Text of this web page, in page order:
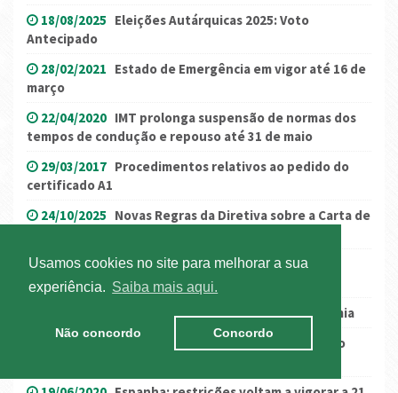
Usamos cookies no site para melhorar a sua
experiência.
Saiba mais aqui.
Não concordo Concordo
18/08/2025 Eleições Autárquicas 2025: Voto
Antecipado
28/02/2021 Estado de Emergência em vigor até 16 de
março
22/04/2020 IMT prolonga suspensão de normas dos
tempos de condução e repouso até 31 de maio
29/03/2017 Procedimentos relativos ao pedido do
certificado A1
24/10/2025 Novas Regras da Diretiva sobre a Carta de
04/08/2021 Alemanha volta a atualizar a lista de
países por nível de risco
Novas medidas de combate à pandemia
Candidatura a formação apoiada pelo